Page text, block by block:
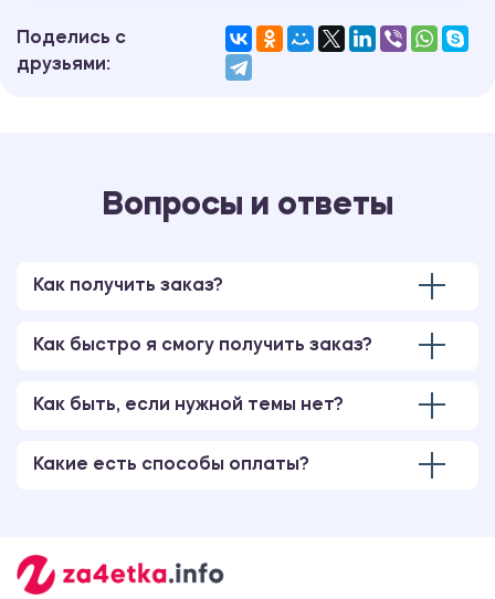
Поделись с
друзьями:
Вопросы и ответы
Как получить заказ?
Как быстро я смогу получить заказ?
Как быть, если нужной темы нет?
Какие есть способы оплаты?